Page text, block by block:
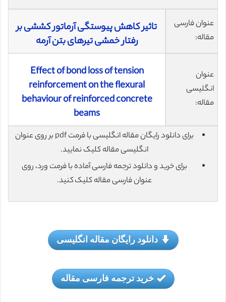
عنوان فارسی
مقاله:
تاثیر کاهش پیوستگی آرماتور کششی بر
رفتار خمشی تیرهای بتن آرمه
عنوان
انگلیسی
مقاله:
Effect of bond loss of tension
reinforcement on the flexural
behaviour of reinforced concrete
beams
برای دانلود رایگان مقاله انگلیسی با فرمت pdf بر روی عنوان
انگلیسی مقاله کلیک نمایید.
برای خرید و دانلود ترجمه فارسی آماده با فرمت ورد، روی
عنوان فارسی مقاله کلیک کنید.
دانلود رایگان مقاله انگلیسی
خرید ترجمه فارسی مقاله